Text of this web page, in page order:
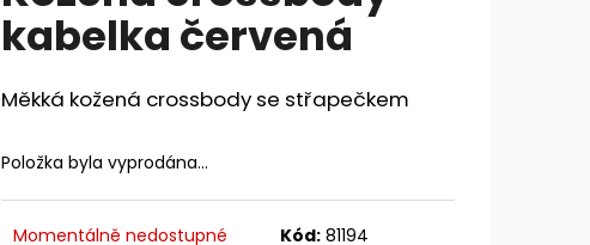
5,0
hvězdiček.
kabelka červená
Měkká kožená crossbody se střapečkem
Položka byla vyprodána…
Momentálně nedostupné Kód: 81194